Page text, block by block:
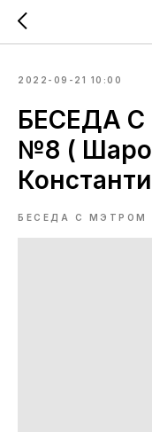
2022-09-21 10:00
БЕСЕДА
№8 (
БЕСЕДА С МЭТРОМ